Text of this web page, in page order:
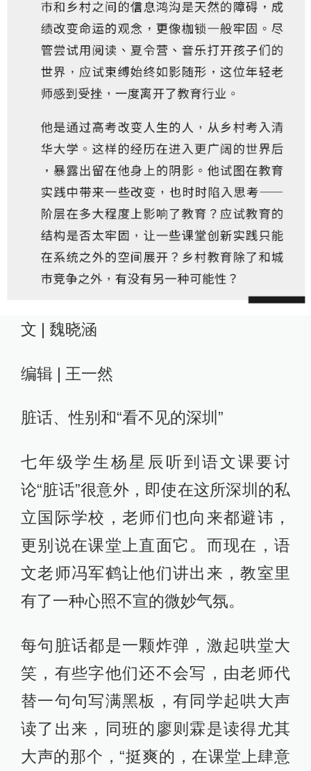
文 | 魏晓涵
编辑 | 王一然
脏话、性别和“看不见的深圳”
七年级学生杨星辰听到语文课要讨
论“脏话”很意外，即使在这所深圳的私
立国际学校，老师们也向来都避讳，
更别说在课堂上直面它。而现在，语
文老师冯军鹤让他们讲出来，教室里
有了一种心照不宣的微妙气氛。
每句脏话都是一颗炸弹，激起哄堂大
笑，有些字他们还不会写，由老师代
替一句句写满黑板，有同学起哄大声
读了出来，同班的廖则霖是读得尤其
大声的那个，“挺爽的，在课堂上肆意